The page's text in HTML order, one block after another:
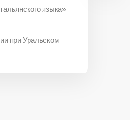
языка»
при Уральском